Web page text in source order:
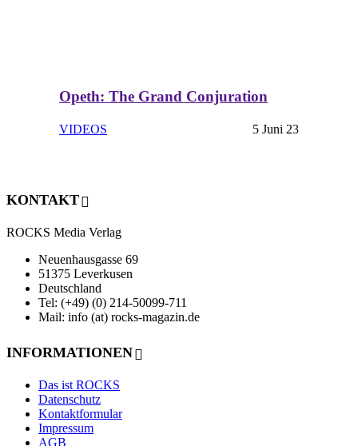
Opeth: The Grand Conjuration
VIDEOS 5 Juni 23
KONTAKT
ROCKS Media Verlag
Neuenhausgasse 69
51375 Leverkusen
Deutschland
Tel: (+49) (0) 214-50099-711
Mail: info (at) rocks-magazin.de
INFORMATIONEN
Das ist ROCKS
Datenschutz
Kontaktformular
Impressum
AGB